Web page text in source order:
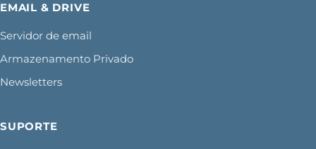
EMAIL & DRIVE
Servidor de email
Armazenamento Privado
Newsletters
SUPORTE